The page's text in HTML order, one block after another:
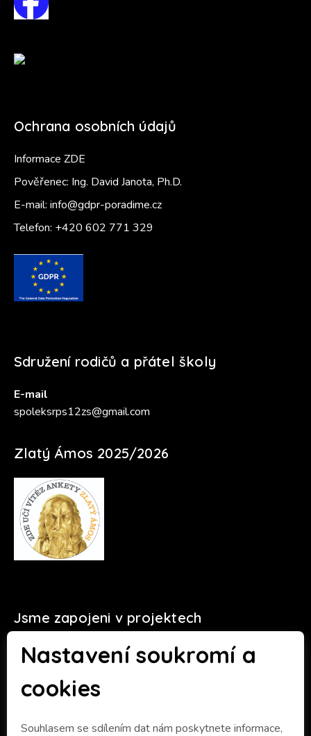
Nastavení soukromí a
cookies
Souhlasem se sdílením dat nám poskytnete informace,
Ochrana osobních údajů
Informace ZDE
Pověřenec: Ing. David Janota, Ph.D.
E-mail: info@gdpr-poradime.cz
Telefon: +420 602 771 329
Sdružení rodičů a přátel školy
E-mail
spoleksrps12zs@gmail.com
Zlatý Ámos 2025/2026
Jsme zapojeni v projektech